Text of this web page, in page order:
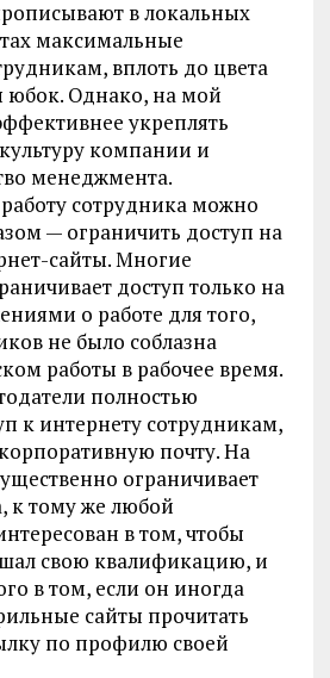
в локальных
максимальные
вплоть до цвета
юбок. Однако, на мой
укреплять
компании и
менеджмента.
сотрудника можно
— ограничить доступ на
сайты. Многие
доступ только на
о работе для того,
не было соблазна
работы в рабочее время.
полностью
к интернету сотрудникам,
почту. На
ограничивает
к тому же любой
в том, чтобы
свою квалификацию, и
в том, если он иногда
сайты прочитать
по профилю своей